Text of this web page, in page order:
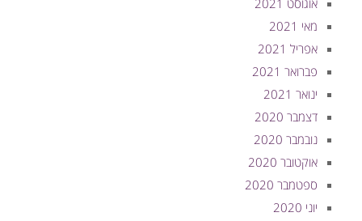
אוגוסט 2021
מאי 2021
אפריל 2021
פברואר 2021
ינואר 2021
דצמבר 2020
נובמבר 2020
אוקטובר 2020
ספטמבר 2020
יוני 2020